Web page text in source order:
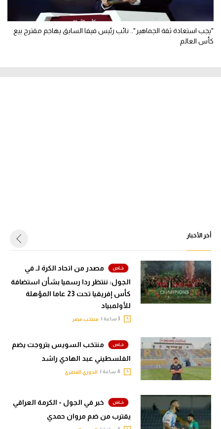
"يجب استعادة ثقة الجماهير".. نائب رئيس فيفا السابق يهاجم مقترح بيع
كأس العالم
أخر الأخبار
مصدر من اتحاد الكرة لـ في
الجول: ننتظر ردا رسميا بشأن استضافة
كأس إفريقيا تحت 23 عاما المؤهلة
للأولمبياد
منتخب مصر
منتخب السويس بتروجت يضم
الفلسطيني عبد الهادي راشد
الدوري المصري
خبر في الجول - الكرمة العراقي
يقترب من ضم مروان حمدي